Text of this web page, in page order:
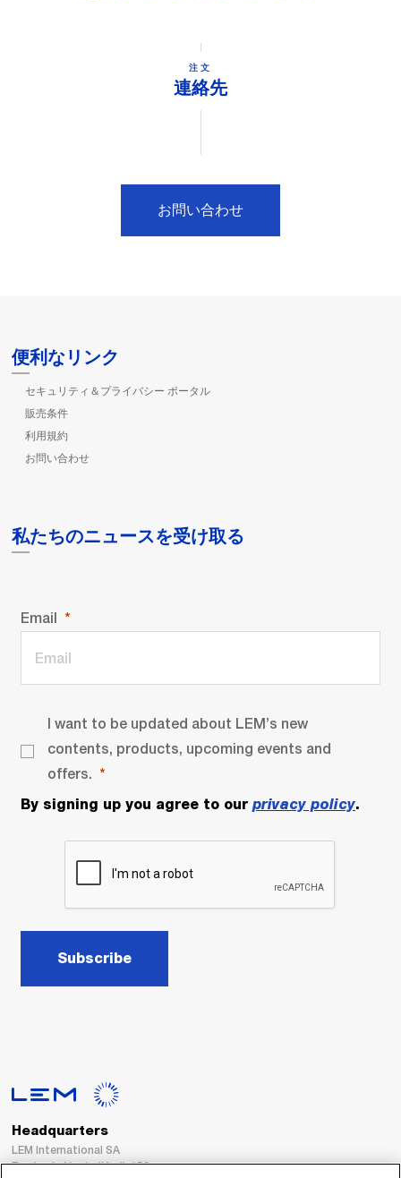
注文
連絡先
お問い合わせ
便利なリンク
セキュリティ＆プライバシー ポータル
販売条件
利用規約
お問い合わせ
私たちのニュースを受け取る
Email
I want to be updated about LEM’s new
contents, products, upcoming events and
offers.
By signing up you agree to our privacy policy.
Subscribe
Headquarters
LEM International SA
Route du Nant-d’Avril, 152